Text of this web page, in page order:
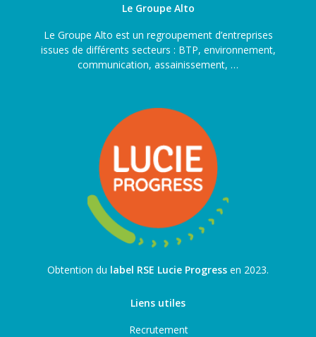
Le Groupe Alto
Le Groupe Alto est un regroupement d’entreprises
issues de différents secteurs : BTP, environnement,
communication, assainissement, …
Obtention du label RSE Lucie Progress en 2023.
Liens utiles
Recrutement